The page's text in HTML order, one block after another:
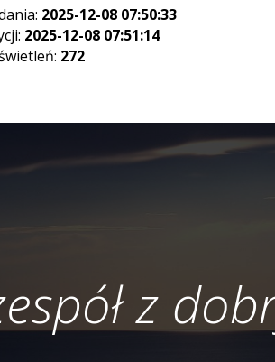
2025-12-08 07:50:33
2025-12-08 07:51:14
272
z